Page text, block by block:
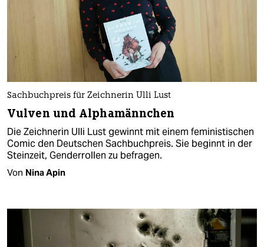
Sachbuchpreis für Zeichnerin Ulli Lust
Vulven und Alphamännchen
Die Zeichnerin Ulli Lust gewinnt mit einem feministischen
Comic den Deutschen Sachbuchpreis. Sie beginnt in der
Steinzeit, Genderrollen zu befragen.
Von Nina Apin